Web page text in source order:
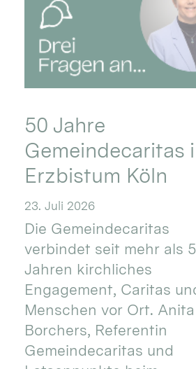
50 Jahre
Gemeindecaritas
Erzbistum Köln
23. Juli 2026
Die Gemeindecaritas
verbindet seit mehr als
Jahren kirchliches
Engagement, Caritas
Menschen vor Ort. Anita
Borchers, Referentin
Gemeindecaritas und